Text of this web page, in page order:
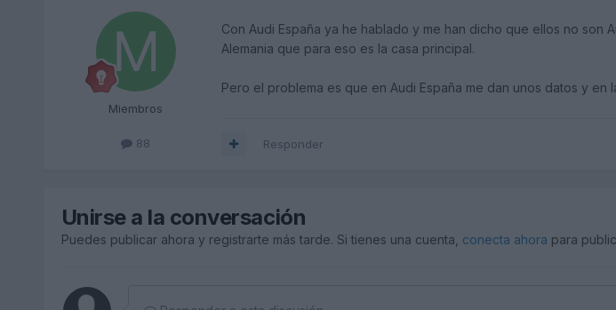
Miembros
88
Con Audi España ya he hablado y me han dicho que ellos no
Alemania que para eso es la casa principal.
Pero el problema es que en Audi España me dan unos datos y
Responder
Unirse a la conversación
Puedes publicar ahora y registrarte más tarde. Si tienes una cuenta, conecta ahora para